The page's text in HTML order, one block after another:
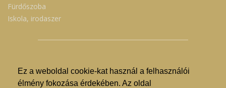
Ez a weboldal cookie-kat használ a felhasználói
élmény fokozása érdekében. Az oldal
Fürdőszoba
Iskola, irodaszer
© Nyíregyházi Kosár Közösség 2019.